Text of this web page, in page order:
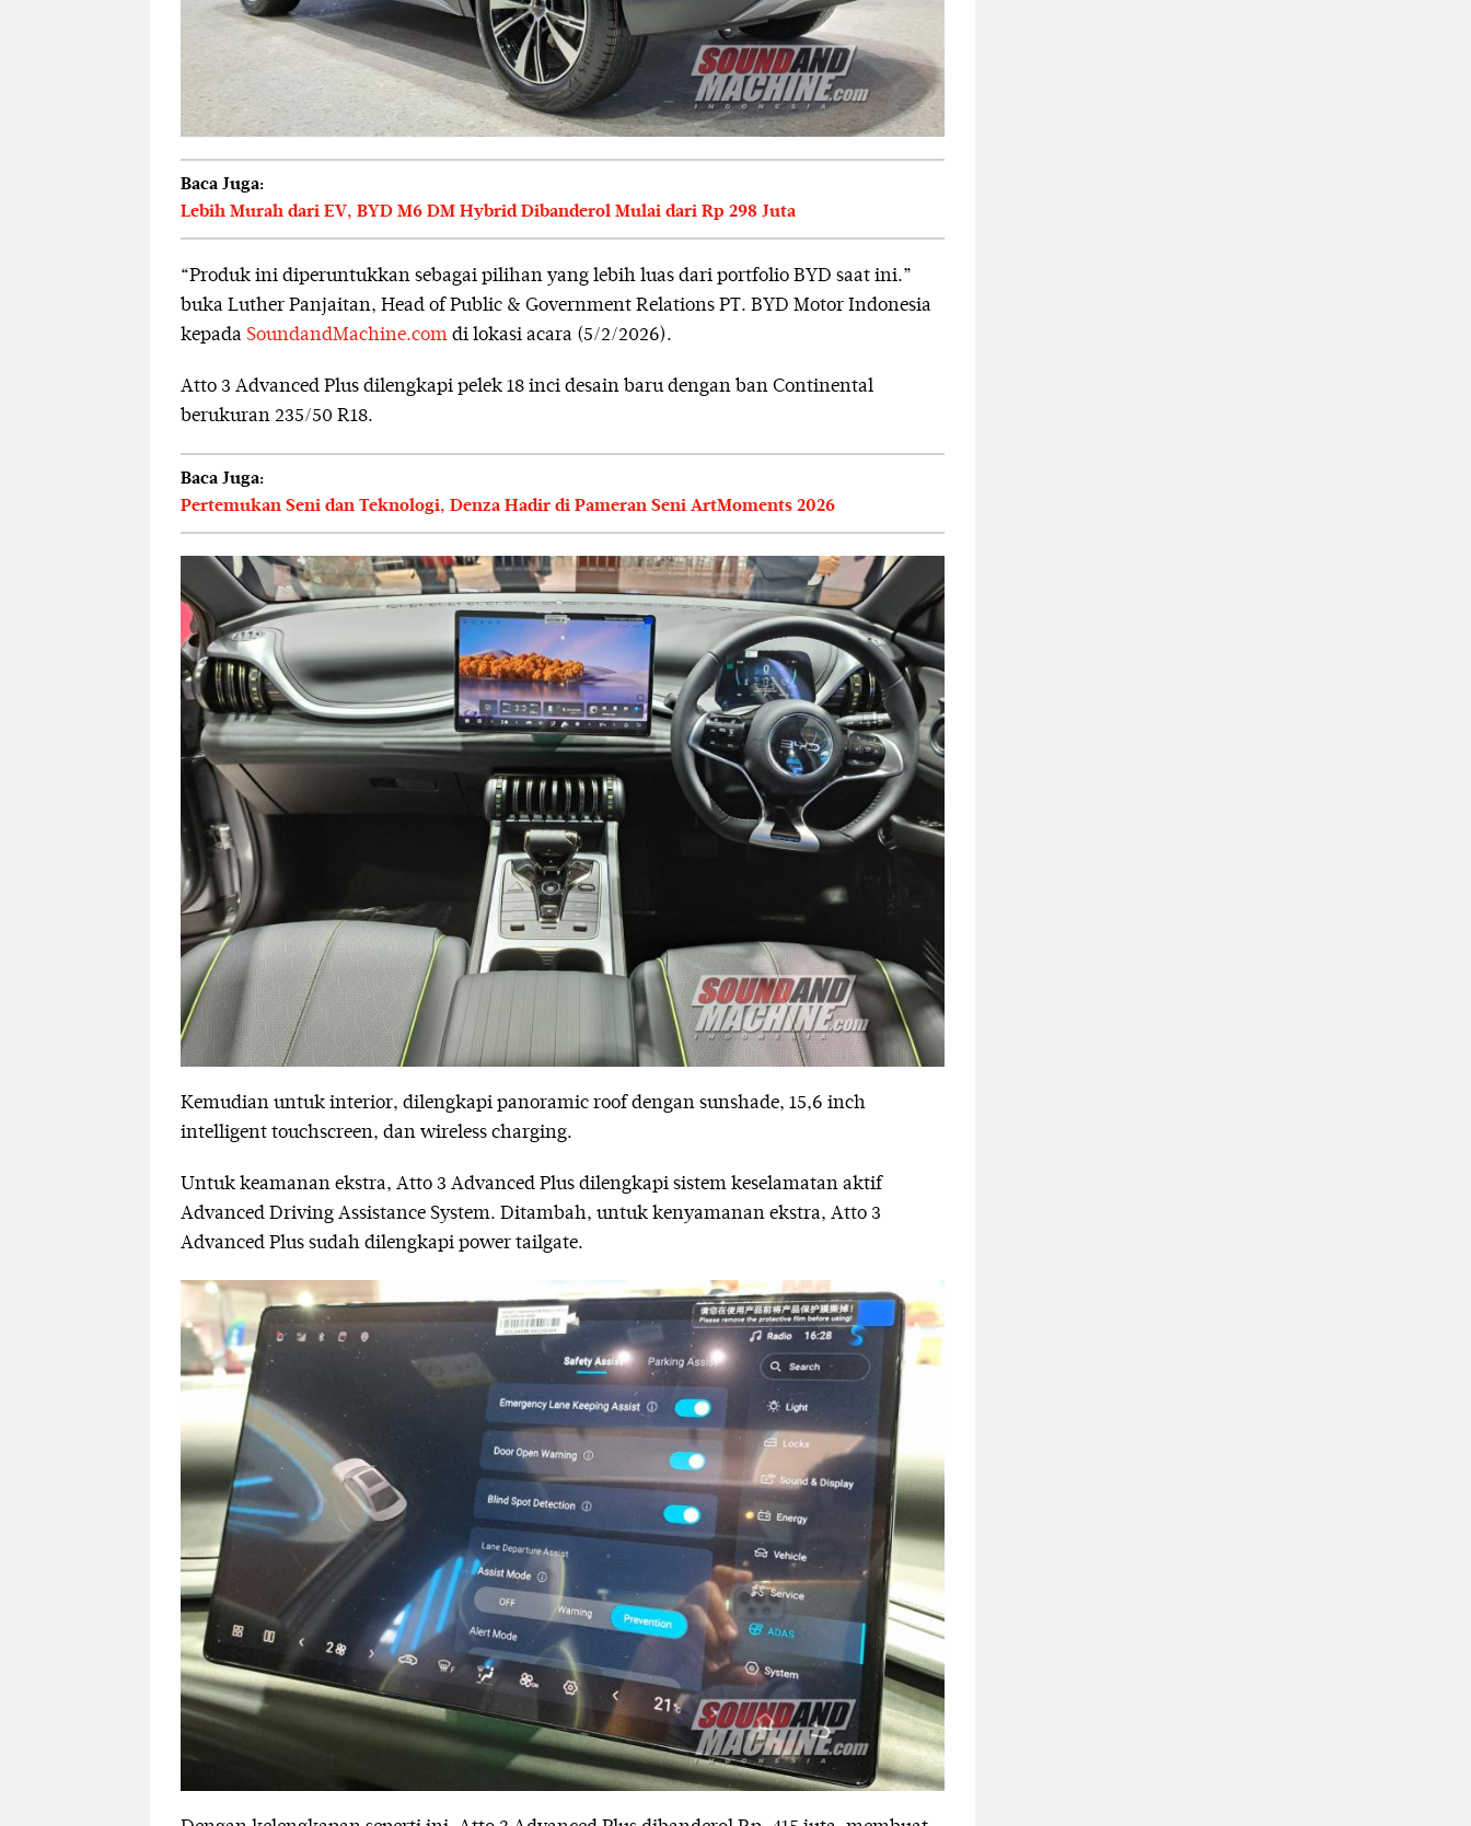
Baca Juga:
Lebih Murah dari EV, BYD M6 DM Hybrid Dibanderol Mulai dari Rp 298 Juta
“Produk ini diperuntukkan sebagai pilihan yang lebih luas dari portfolio BYD saat ini.”
buka Luther Panjaitan, Head of Public & Government Relations PT. BYD Motor Indonesia
kepada SoundandMachine.comdi lokasi acara (5/2/2026).
Atto 3 Advanced Plus dilengkapi pelek 18 inci desain baru dengan ban Continental
berukuran 235/50 R18.
Baca Juga:
Pertemukan Seni dan Teknologi, Denza Hadir di Pameran Seni ArtMoments 2026
Kemudian untuk interior, dilengkapi panoramic roof dengan sunshade, 15,6 inch
intelligent touchscreen, dan wireless charging.
Untuk keamanan ekstra, Atto 3 Advanced Plus dilengkapi sistem keselamatan aktif
Advanced Driving Assistance System. Ditambah, untuk kenyamanan ekstra, Atto 3
Advanced Plus sudah dilengkapi power tailgate.